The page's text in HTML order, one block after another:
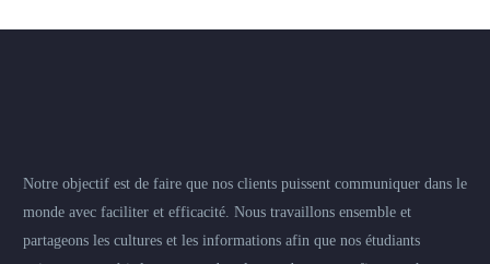
Notre objectif est de faire que nos clients puissent communiquer dans le
monde avec faciliter et efficacité. Nous travaillons ensemble et
partageons les cultures et les informations afin que nos étudiants